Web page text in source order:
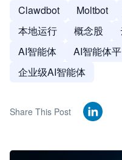
Clawdbot Moltbot
本地运行
概念股
AI智能体
AI智能体
企业级AI智能体
Share This Post